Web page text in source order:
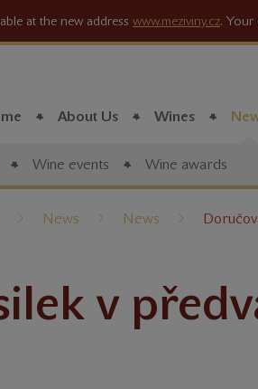
at the new address www.meziviny.cz. Your
About Us Wines
Wine events Wine awards
News News
v